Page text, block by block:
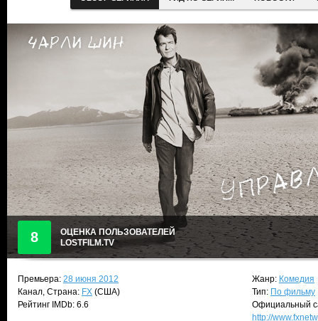
8
ОЦЕНКА ПОЛЬЗОВАТЕЛЕЙ
LOSTFILM.TV
Премьера: 28 июня 2012
Канал, Страна: FX (США)
Рейтинг IMDb: 6.6
Жанр: Комедия
Тип: По фильму
Официальный
http://